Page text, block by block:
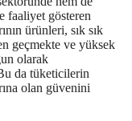
faaliyet gösteren
ürünleri, sık sık
geçmekte ve yüksek
olarak
da tüketicilerin
olan güvenini